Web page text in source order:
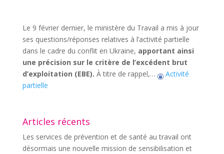
Le 9 février dernier, le ministère du Travail a mis à jour
ses questions/réponses relatives à l’activité partielle
dans le cadre du conflit en Ukraine, apportant ainsi
une précision sur le critère de l’excédent brut
d’exploitation (EBE). À titre de rappel,…
Activité
partielle
Articles récents
Les services de prévention et de santé au travail ont
désormais une nouvelle mission de sensibilisation et